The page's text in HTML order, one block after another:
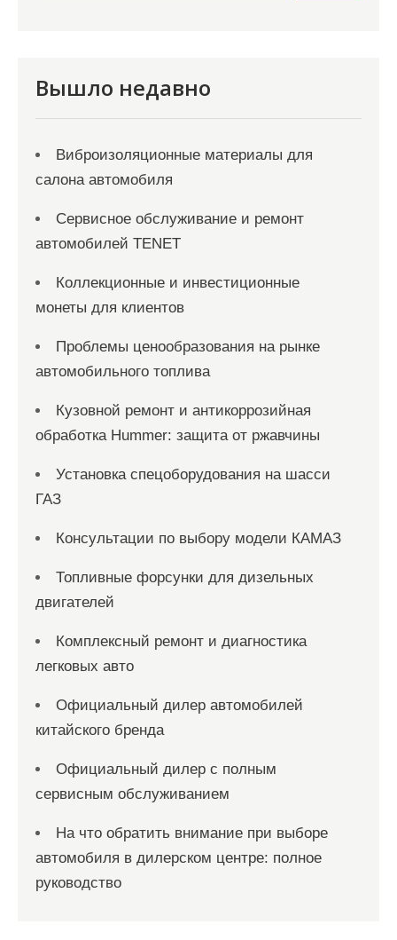
м
Вышло недавно
Виброизоляционные материалы для
салона автомобиля
Сервисное обслуживание и ремонт
автомобилей TENET
Коллекционные и инвестиционные
монеты для клиентов
Проблемы ценообразования на рынке
автомобильного топлива
Кузовной ремонт и антикоррозийная
обработка Hummer: защита от ржавчины
Установка спецоборудования на шасси
ГАЗ
Консультации по выбору модели КАМАЗ
Топливные форсунки для дизельных
двигателей
Комплексный ремонт и диагностика
легковых авто
Официальный дилер автомобилей
китайского бренда
Официальный дилер с полным
сервисным обслуживанием
На что обратить внимание при выборе
автомобиля в дилерском центре: полное
руководство